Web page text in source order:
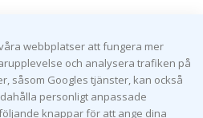
webbplatser att fungera mer
och analysera trafiken på
såsom Googles tjänster, kan också
personligt anpassade
knappar för att ange dina